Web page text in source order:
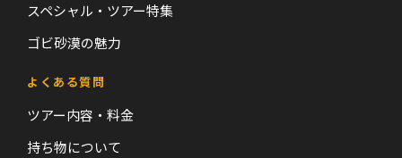
スペシャル・ツアー特集
ゴビ砂漠の魅力
よくある質問
ツアー内容・料金
持ち物について